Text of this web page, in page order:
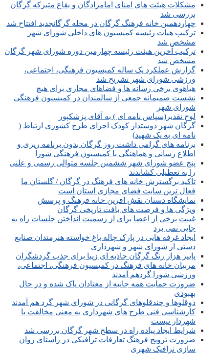
مشکلات هیئت های امنای امامزادگان و بقاع متبرکه گرگان
بررسی شد
چهاردهمین خانه فرهنگ گرگان در محله گرگانجدید افتتاح شد
ترکیب هیات رئیسه کمیسیون های داخلی شورای شهر
مشخص شد
ترکیب آخرین هیئت رئیسه چهارمین دوره شورای شهر گرگان
مشخص شد
گزارش عملکرد یک ساله کمیسیون فرهنگی، اجتماعی،
ورزشی شورای شهر تشریح شد
هیاهوی برخی رسانه ها و فضاهای مجازی برای هیچ
نشست صمیمانه جمعی از سالمندان در کمیسیون فرهنگی
شورای شهر
لوح تقدیر(سپاس نامه ای ) به آقای پزشکپور
گرگان شهر دوستدار کودک اجرای طرح کشوری ارتباط (
نامه ای به یک شهید)
برنامه های گرامی داشت روز گرگان بدون برنامه ریزی و
اطلاع رسانی و هماهنگی با کمیسیون فرهنگی شورا
پنج عضو شورای شهر ششمین جلسه متوالی رسمی و علنی
را به تعطیلی کشاندند
تاکید برگسترش خانه های فرهنگ در گرگان / گلستان ما
فعال ترین سایت فضای مجازی استان است
نمایشگاه دستان نقش افرین خانه فرهنگ و پرسش
ویژگی ها و فرصت های بافت تاریخی گرگان
غیبت برخی از اعضا برای از رسمیت انداختن جلسات راه به
جایی نمی برد
ایجاد غرفه هایی در پارک چاله باغ خواسته هنرمندان صنایع
دستی از شورای شهر و شهرداری
پاییز هزار رنگ گرگان جاذبه ای زیبا برای جذب گردشگران
مربیان خانه های فرهنگ در کمیسیون فرهنگی، اجتماعی،
ورزشی شورا گردهم آمدند
ضرورت حمایت همه جانبه از معتادان پاک شده و در حال
بهبودی
دوقلوها و چندقلوهای گرگانی در شورای شهر گرد هم آمدند
کارشناسی فنی طرح های شهرداری به معنی مخالفت با
شهردار نیست
شرایط ایجاد پیاده راه در سطح شهر گرگان بررسی شد
ضرورت ترویج فرهنگ تعارفات ترافیکی در راستای روان
سازی ترافیک شهری